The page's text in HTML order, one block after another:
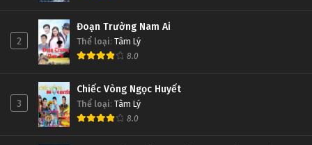
2
Đoạn Trường Nam Ai
Thể loại: Tâm Lý
8.0
3
Chiếc Vòng Ngọc Huyết
Thể loại: Tâm Lý
8.0